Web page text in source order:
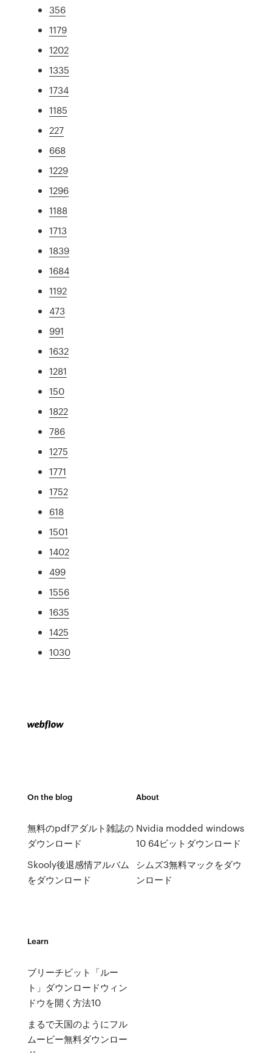
356
1179
1202
1335
1734
1185
227
668
1229
1296
1188
1713
1839
1684
1192
473
991
1632
1281
150
1822
786
1275
1771
1752
618
1501
1402
499
1556
1635
1425
1030
On the blog
無料のpdfアダルト雑誌の
ダウンロード
Skooly後退感情アルバム
をダウンロード
About
Nvidia modded windows
10 64ビットダウンロード
シムズ3無料マックをダウ
ンロード
Learn
ブリーチビット「ルー
ト」ダウンロードウィン
ドウを開く方法10
まるで天国のようにフル
ムービー無料ダウンロー